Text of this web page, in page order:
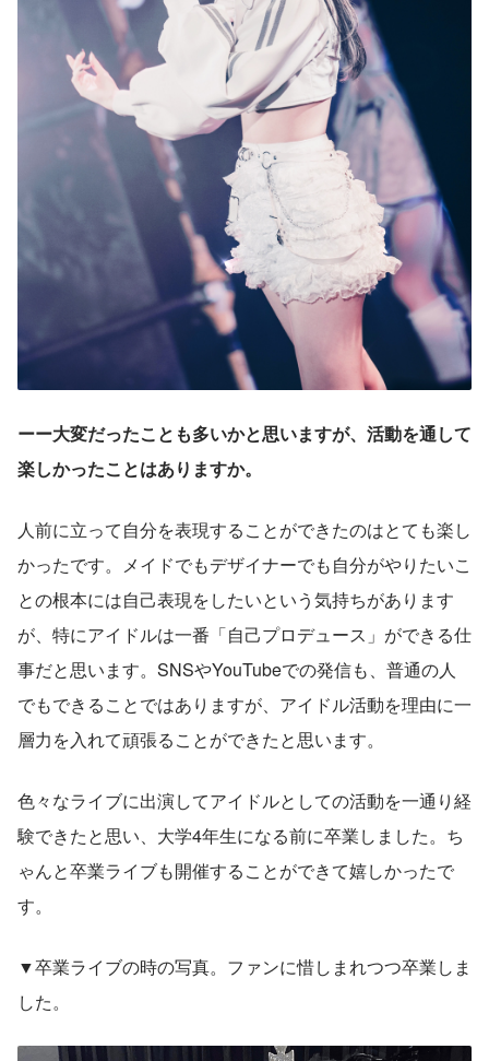
ーー大変だったことも多いかと思いますが、活動を通して
楽しかったことはありますか。
人前に立って自分を表現することができたのはとても楽し
かったです。メイドでもデザイナーでも自分がやりたいこ
との根本には自己表現をしたいという気持ちがあります
が、特にアイドルは一番「自己プロデュース」ができる仕
事だと思います。SNSやYouTubeでの発信も、普通の人
でもできることではありますが、アイドル活動を理由に一
層力を入れて頑張ることができたと思います。
色々なライブに出演してアイドルとしての活動を一通り経
験できたと思い、大学4年生になる前に卒業しました。ち
ゃんと卒業ライブも開催することができて嬉しかったで
す。
▼卒業ライブの時の写真。ファンに惜しまれつつ卒業しま
した。